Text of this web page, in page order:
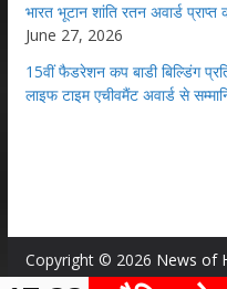
भारत भूटान शांति रतन अवार्ड
June 27, 2026
15वीं फैडरेशन कप बाडी बिल्डिंग
लाइफ टाइम एचीवमैंट अवार्ड से
Copyright © 2026 News of